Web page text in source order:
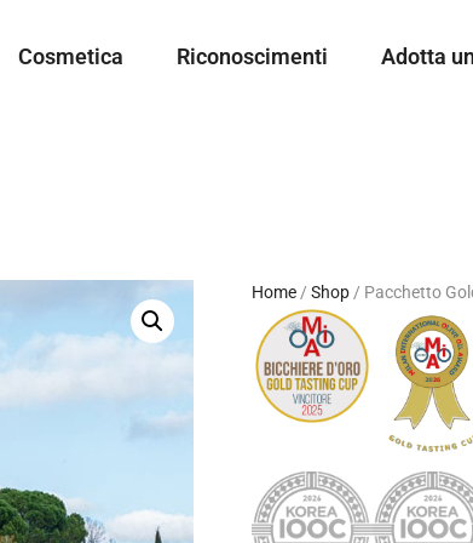
Cosmetica Riconoscimenti Adotta
Home/ Shop/ Pacchetto